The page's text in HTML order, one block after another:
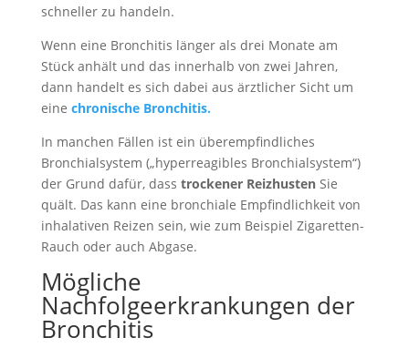
schneller zu handeln.
Wenn eine Bronchitis länger als drei Monate am
Stück anhält und das innerhalb von zwei Jahren,
dann handelt es sich dabei aus ärztlicher Sicht um
eine chronische Bronchitis.
In manchen Fällen ist ein überempfindliches
Bronchialsystem („hyperreagibles Bronchialsystem“)
der Grund dafür, dass trockener ReizhustenSie
quält. Das kann eine bronchiale Empfindlichkeit von
inhalativen Reizen sein, wie zum Beispiel Zigaretten-
Rauch oder auch Abgase.
Mögliche
Nachfolgeerkrankungen der
Bronchitis